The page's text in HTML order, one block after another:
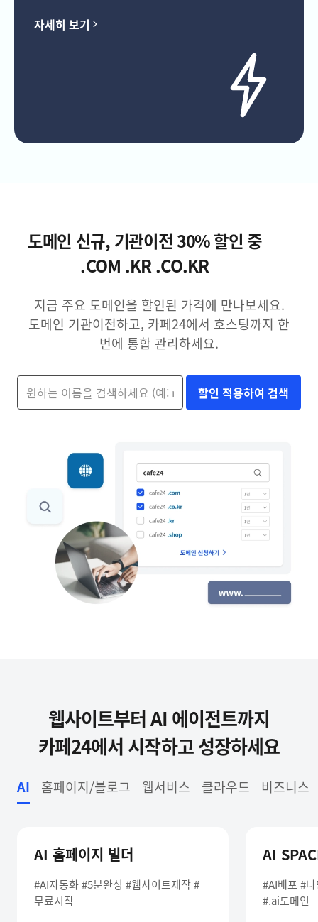
자세히 보기
도메인 신규, 기관이전 30% 할인 중
.COM .KR .CO.KR
지금 주요 도메인을 할인된 가격에 만나보세요.
도메인 기관이전하고, 카페24에서 호스팅까지 한
번에 통합 관리하세요.
할인 적용하여 검색
웹사이트부터 AI 에이전트까지
카페24에서 시작하고 성장하세요
AI 홈페이지/블로그 웹서비스 클라우드 비즈니스
AI 홈페이지 빌더
#AI자동화 #5분완성 #웹사이트제작 #
무료시작
AI
#AI배포 #
#.ai도메인